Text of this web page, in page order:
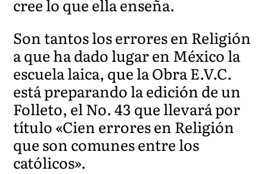
cree lo que ella enseña.
Son tantos los errores en Religión
a que ha dado lugar en México la
escuela laica, que la Obra E.V.C.
está preparando la edición de un
Folleto, el No. 43 que llevará por
título «Cien errores en Religión
que son comunes entre los
católicos».